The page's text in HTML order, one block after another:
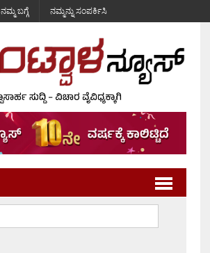
ನಮ್ಮ ಬಗ್ಗೆ ನಮ್ಮನ್ನು ಸಂಪರ್ಕಿಸಿ